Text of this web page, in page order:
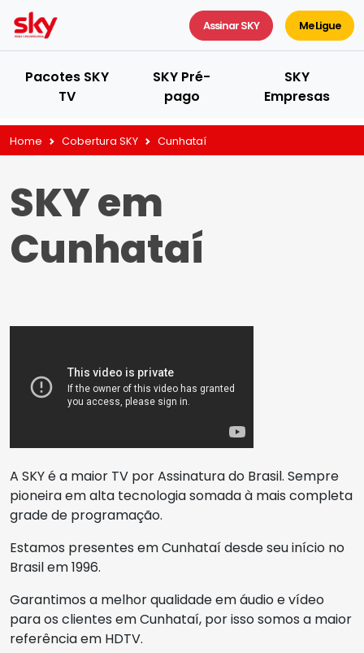
Assinar SKY Me Ligue
Pacotes SKY
TV
SKY Pré-
pago
SKY
Empresas
Home Cobertura SKY Cunhataí
SKY em
Cunhataí
A SKY é a maior TV por Assinatura do Brasil. Sempre
pioneira em alta tecnologia somada à mais completa
grade de programação.
Estamos presentes em Cunhataí desde seu início no
Brasil em 1996.
Garantimos a melhor qualidade em áudio e vídeo
para os clientes em Cunhataí, por isso somos a maior
referência em HDTV.